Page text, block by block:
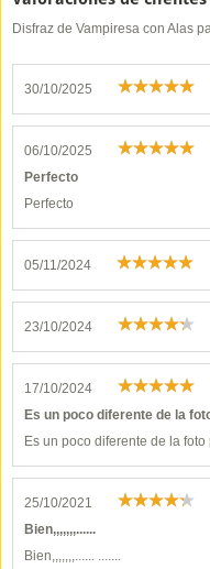
Disfraz de Vampiresa con Alas
30/10/2025
06/10/2025
Perfecto
Perfecto
05/11/2024
23/10/2024
17/10/2024
Es un poco diferente de la
Es un poco diferente de la
25/10/2021
Bien,,,,,,,......
Bien,,,,,,,...... .......